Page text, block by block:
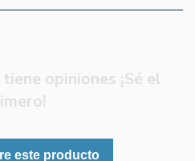
opiniones ¡Sé el
este producto